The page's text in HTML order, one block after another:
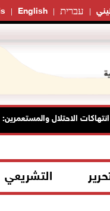
English עברית
الاحتلال والمستعمرين:
التشريعي